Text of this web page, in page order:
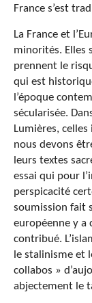
France s’est
La France et
minorités. Elles
prennent le
qui est
l’époque
sécularisée.
Lumières,
nous devons
leurs textes
essai qui pour
perspicacité
soumission fait
européenne y a
contribué.
le stalinisme et
collabos »
abjectement le